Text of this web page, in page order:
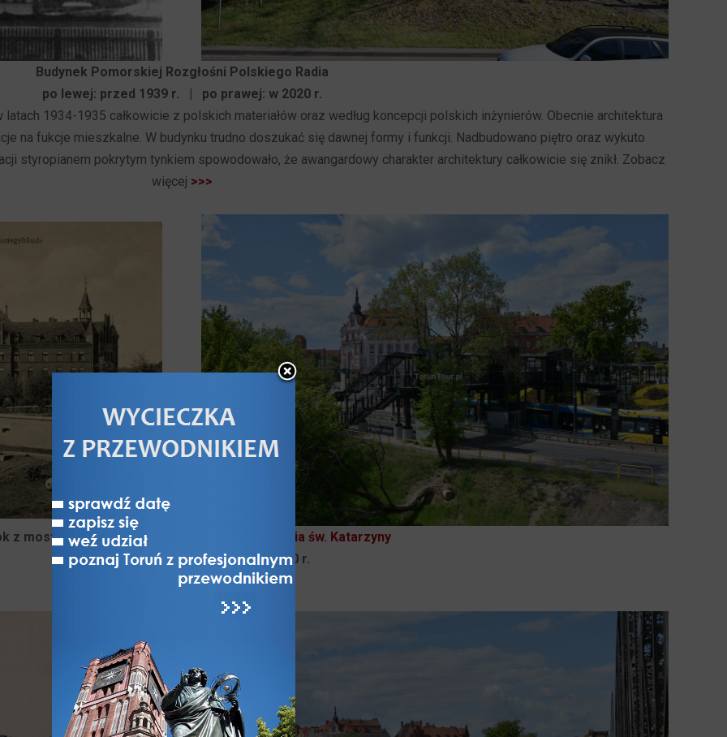
Budynek Pomorskiej Rozgłośni Polskiego Radia
po lewej: przed 1939 r. | po prawej: w 2020 r.
1934-1935 całkowicie z polskich materiałów oraz według koncepcji polskich inżynierów. Obecnie architektura
na fukcje mieszkalne. W budynku trudno doszukać się dawnej formy i funkcji. Nadbudowano piętro oraz wykuto
styropianem pokrytym tynkiem spowodowało, że awangardowy charakter architektury całkowicie się znikł. Zobacz
więcej >>>
z mostu kolejowego na fragment
Przedmieścia św. Katarzyny
po lewej: ok. 1900 r. | po prawej: w 2020 r.